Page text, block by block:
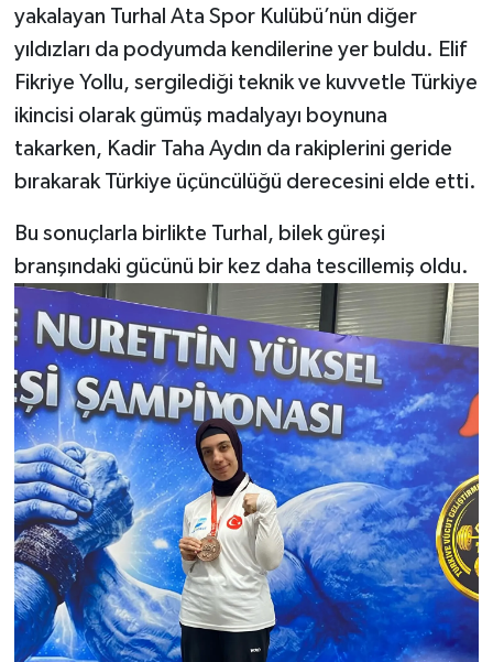
yakalayan Turhal Ata Spor Kulübü’nün diğer
yıldızları da podyumda kendilerine yer buldu. Elif
Fikriye Yollu, sergilediği teknik ve kuvvetle Türkiye
ikincisi olarak gümüş madalyayı boynuna
takarken, Kadir Taha Aydın da rakiplerini geride
bırakarak Türkiye üçüncülüğü derecesini elde etti.
Bu sonuçlarla birlikte Turhal, bilek güreşi
branşındaki gücünü bir kez daha tescillemiş oldu.